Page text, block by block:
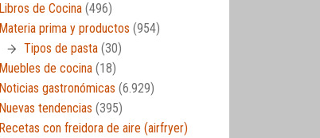
Libros de Cocina (496)
Materia prima y productos (954)
Tipos de pasta (30)
Muebles de cocina (18)
Noticias gastronómicas (6.929)
Nuevas tendencias (395)
Recetas con freidora de aire (airfryer)